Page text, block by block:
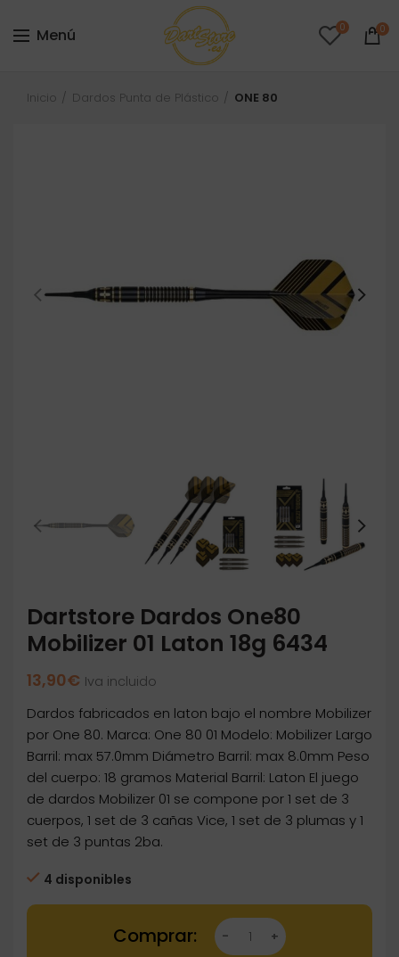
Menú 0 0
Inicio Dardos Punta de Plástico ONE 80
Dartstore Dardos One80
Mobilizer 01 Laton 18g 6434
13,90€ Iva incluido
Dardos fabricados en laton bajo el nombre Mobilizer
por One 80. Marca: One 80 01 Modelo: Mobilizer Largo
Barril: max 57.0mm Diámetro Barril: max 8.0mm Peso
del cuerpo: 18 gramos Material Barril: Laton El juego
de dardos Mobilizer 01 se compone por 1 set de 3
cuerpos, 1 set de 3 cañas Vice, 1 set de 3 plumas y 1
set de 3 puntas 2ba.
4 disponibles
Dartstore Dardos One80 Mobilizer 01 Laton